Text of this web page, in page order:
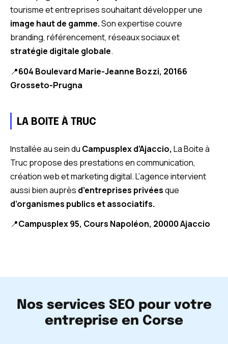
tourisme et entreprises souhaitant développer une
image haut de gamme.Son expertise couvre
branding, référencement, réseaux sociaux et
stratégie digitale globale.
📍604 Boulevard Marie-Jeanne Bozzi, 20166
Grosseto-Prugna
LA BOITE À TRUC
Installée au sein du Campusplex d’Ajaccio, La Boite à
Truc propose des prestations en communication,
création web et marketing digital. L’agence intervient
aussi bien auprès d’entreprises privéesque
d’organismes publics et associatifs.
📍Campusplex 95, Cours Napoléon, 20000 Ajaccio
Nos services SEO pour votre
entreprise en Corse